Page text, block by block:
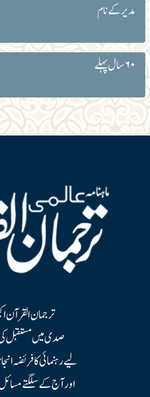
مدیر کے نام
۶۰ سال پہلے
ترجمان القرآن
صدی میں مستقبل
لیے رہنمائی کا فریضہ
اور آج کے سلگتے